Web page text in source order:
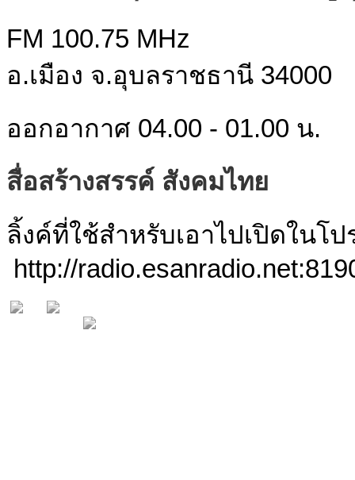
FM 100.75 MHz
อ.เมือง จ.อุบลราชธานี 34000
ออกอากาศ 04.00 - 01.00 น.
สื่อสร้างสรรค์ สังคมไทย
ลิ้งค์ที่ใช้สำหรับเอาไปเปิดใน
http://